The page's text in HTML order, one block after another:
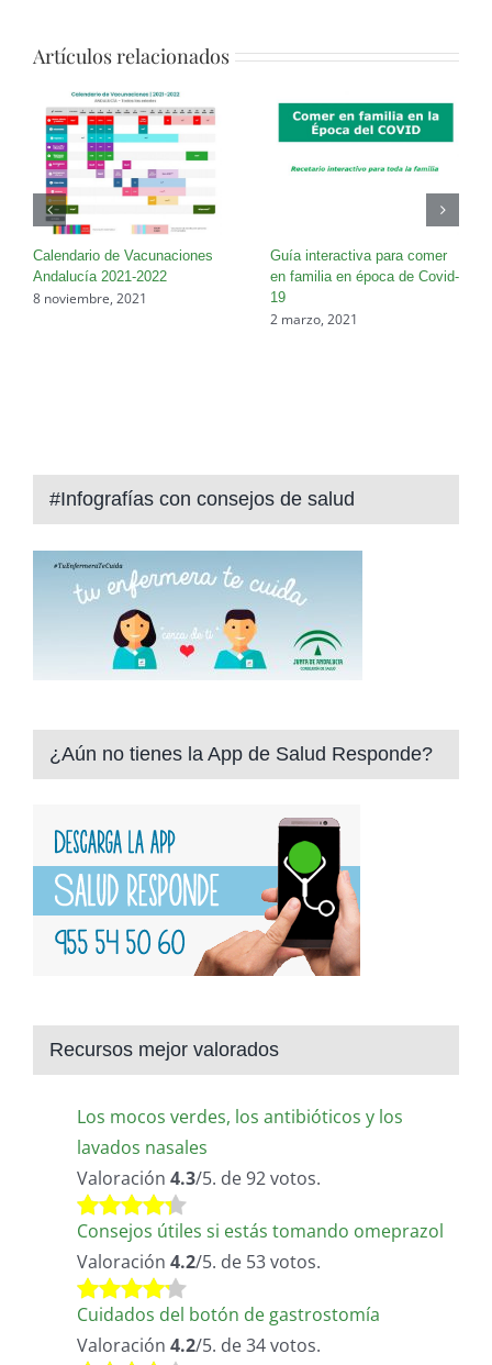
Artículos relacionados
Calendario de Vacunaciones
Andalucía 2021-2022
8 noviembre, 2021
Guía interactiva para comer
en familia en época de Covid-
19
2 marzo, 2021
#Infografías con consejos de salud
¿Aún no tienes la App de Salud Responde?
Recursos mejor valorados
Los mocos verdes, los antibióticos y los
lavados nasales
Valoración 4.3/5. de 92 votos.
Consejos útiles si estás tomando omeprazol
Valoración 4.2/5. de 53 votos.
Cuidados del botón de gastrostomía
Valoración 4.2/5. de 34 votos.